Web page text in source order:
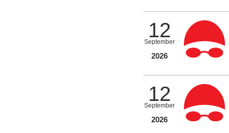
12
September
2026
12
September
2026